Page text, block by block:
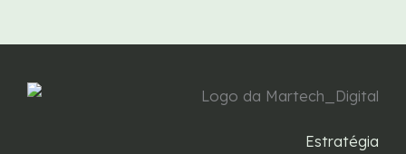
Estratégia